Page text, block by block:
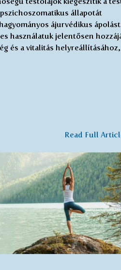
állapotát
ájurvédikus
használatuk jelentősen
és a vitalitás
Read Full